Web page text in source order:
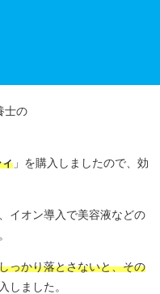
士の
」を購入しましたので、効
イオン導入で美容液などの
っかり落とさないと、その
しました。